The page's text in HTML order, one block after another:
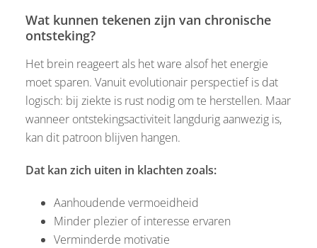
Wat kunnen tekenen zijn van chronische
ontsteking?
Het brein reageert als het ware alsof het energie
moet sparen. Vanuit evolutionair perspectief is dat
logisch: bij ziekte is rust nodig om te herstellen. Maar
wanneer ontstekingsactiviteit langdurig aanwezig is,
kan dit patroon blijven hangen.
Dat kan zich uiten in klachten zoals:
Aanhoudende vermoeidheid
Minder plezier of interesse ervaren
Verminderde motivatie